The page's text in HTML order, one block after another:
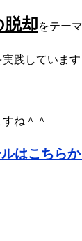
却をテーマ
践しています
ね＾＾
はこちらか